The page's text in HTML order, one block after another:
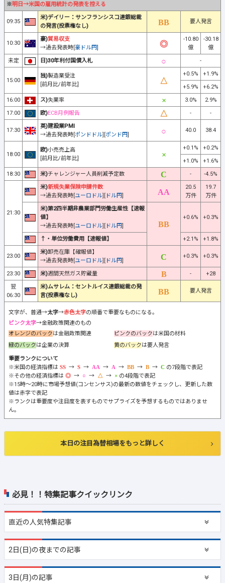
必見！！特集記事クイックリンク
直近の人気特集記事
2日(日)の夜までの記事
3日(月)の記事
※ 明日→米国の雇用統計の発表を控える
09:35
米)デイリー：サンフランシスコ連銀総裁
の発言(投票権なし)
要人発言
10:30
豪)貿易収支
→過去発表時[豪ドル円]
-10.80
億
-30.18
億
未定
日)30年利付国債入札 -
15:00
独)製造業受注
[前月比/前年比]
+0.5%
+1.9%
+5.9%
+6.2%
16:00
ス)失業率 3.0%
2.9%
17:00
欧)ECB月例報告 - -
17:30
英)建設業PMI
→過去発表時[ポンドドル][ポンド円]
40.0 38.4
18:00
欧)小売売上高
[前月比/前年比]
+0.1%
+0.2%
+1.0%
+1.6%
18:30
米)チャレンジャー人員削減予定数 - -4.5%
21:30
米)新規失業保険申請件数
→過去発表時[ユーロドル][ ドル円]
20.5
万件
19.7
万件
米)第2四半期非農業部門労働生産性【速報
値】
→過去発表時[ユーロドル][ ドル円]
+0.6% +0.3%
↑・単位労働費用【速報値】 +2.1% +1.8%
23:00
米)卸売在庫【確報値】
→過去発表時[ユーロドル][ ドル円]
+0.3% +0.3%
23:30 米)週間天然ガス貯蔵量 -
+28
翌
06:30
米)ムサレム：セントルイス連銀総裁の発
言(投票権なし)
要人発言
文字が、普通→太字→赤色太字の順番で重要なものになる。
ピンク太字→金融政策関連のもの
オレンジのバックは金融政策関連 ピンクのバックは米国の材料
緑のバックは企業の決算 黄のバックは要人発言
重要ランクについて
※米国の経済指標は
→ → → → → →
の7段階で表記
※その他の経済指標は
→ → →
の4段階で表記
※15時～20時に市場予想値(コンセンサス)の最新の数値をチェックし、更新した数
値は赤字で表記
※ランクは重要度や注目度を表すものでサプライズを予想するものではありませ
ん。
本日の注目為替相場をもっと詳しく